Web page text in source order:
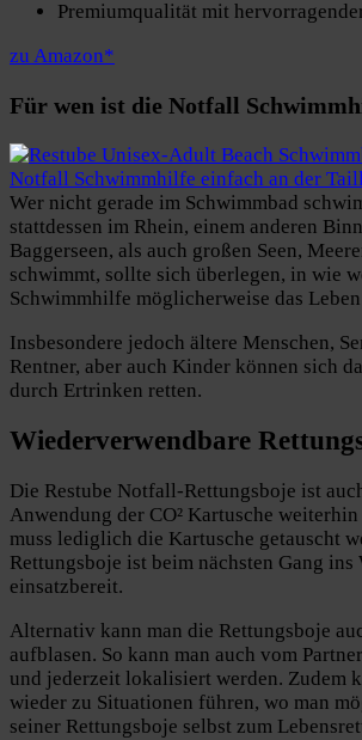
Premiumqualität mit
zu Amazon*
Für wen ist die Notfall
Wer nicht gerade im Schwimmbad
stattdessen im Rhein, einem anderen
Baggerseen, als auch großen Seen,
schwimmt, sollte sich überlegen, in wie
Schwimmhilfe möglicherweise das
Insbesondere jedoch ältere Menschen,
Rentner, aber auch Kinder können sich
durch Ertrinken retten.
Wiederverwendbare
Die Restube Notfall-Rettungsboje ist
Anwendung der CO² Kartusche
muss lediglich die Kartusche getauscht
Rettungsboje ist beim nächsten Gang ins
einsatzbereit.
Alternativ kann man die Rettungsboje
aufblasen. So kann man auch vom
und jederzeit lokalisiert werden. Zudem
wieder zu Situationen führen, wo man
seiner Rettungsboje selbst zum